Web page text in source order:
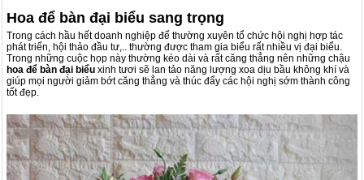
Hoa để bàn đại biểu sang trọng
Trong cách hầu hết doanh nghiệp để thường xuyên tổ chức hội nghị hợp tác
phát triển, hội thảo đầu tư,.. thường được tham gia biểu rất nhiều vị đại biểu.
Trong những cuộc họp này thường kéo dài và rất căng thẳng nên những chậu
hoa để bàn đại biểu xinh tươi sẽ lan tảo năng lượng xoa dịu bầu không khí và
giúp mọi người giảm bớt căng thẳng và thúc đẩy các hội nghị sớm thành công
tốt đẹp.